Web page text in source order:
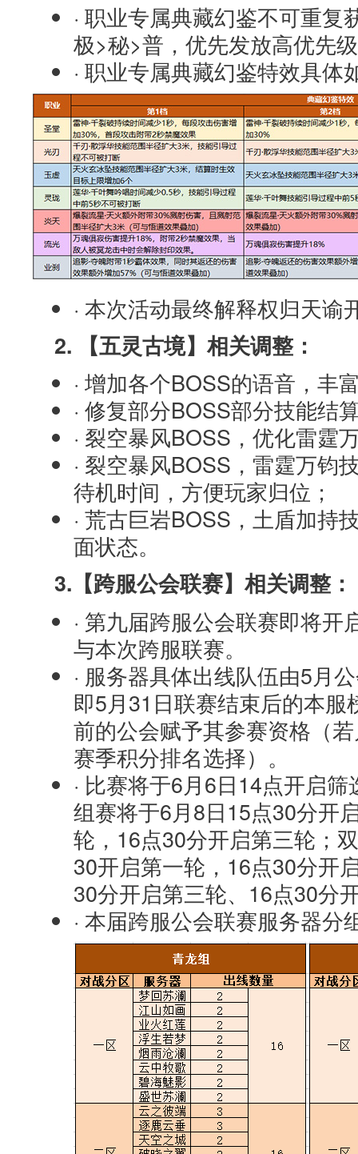
· 职业专属典藏幻鉴不可重
极>秘>普，优先发放高优先
· 职业专属典藏幻鉴特效具体
· 本次活动最终解释权归天谕
2. 【五灵古境】相关调整：
· 增加各个BOSS的语音，丰
· 修复部分BOSS部分技能结
· 裂空暴风BOSS，优化雷霆
· 裂空暴风BOSS，雷霆万钧
待机时间，方便玩家归位；
· 荒古巨岩BOSS，土盾加持
面状态。
3.【跨服公会联赛】相关调整：
· 第九届跨服公会联赛即将
与本次跨服联赛。
· 服务器具体出线队伍由5月
即5月31日联赛结束后的本服
前的公会赋予其参赛资格（
赛季积分排名选择）。
· 比赛将于6月6日14点开启
组赛将于6月8日15点30分开
轮，16点30分开启第三轮；
30开启第一轮，16点30分开
30分开启第三轮、16点30分
· 本届跨服公会联赛服务器分